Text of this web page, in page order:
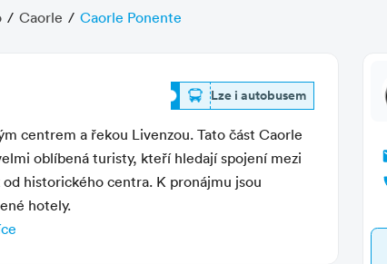
Caorle Caorle Ponente
lze i autobusem
centrem a řekou Livenzou. Tato část Caorle
oblíbená turisty, kteří hledají spojení mezi
historického centra. K pronájmu jsou
hotely.
do Benátek i okolí